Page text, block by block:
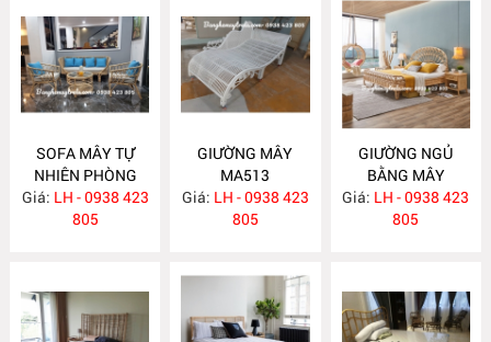
SOFA MÂY TỰ
NHIÊN PHÒNG
KHÁCH KIỂU HIỆN
ĐẠI MA523
Giá: LH - 0938 423
805
GIƯỜNG MÂY
MA513
Giá: LH - 0938 423
805
GIƯỜNG NGỦ
BẰNG MÂY
MA512
Giá: LH - 0938 423
805